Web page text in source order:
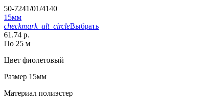
50-7241/01/4140
15мм
checkmark_alt_circleВыбрать
61.74 р.
По 25 м
Цвет фиолетовый
Размер 15мм
Материал полиэстер